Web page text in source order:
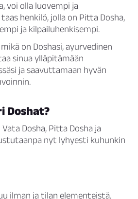
voi olla luovempi ja
henkilö, jolla on Pitta Dosha,
ja kilpailuhenkisempi.
on Doshasi, ayurvedinen
sinua ylläpitämään
ja saavuttamaan hyvän
Doshat?
Vata Dosha, Pitta Dosha ja
nyt lyhyesti kuhunkin
ilman ja tilan elementeistä.